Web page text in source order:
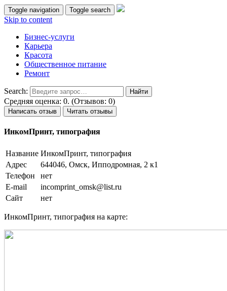
Toggle navigation Toggle search
Skip to content
Бизнес-услуги
Карьера
Красота
Общественное питание
Ремонт
Search:
Средняя оценка: 0. (Отзывов: 0)
Написать отзыв Читать отзывы
ИнкомПринт, типография
Название ИнкомПринт, типография
Адрес
644046, Омск, Ипподромная, 2 к1
Телефон
нет
E-mail
incomprint_omsk@list.ru
Сайт
нет
ИнкомПринт, типография на карте: